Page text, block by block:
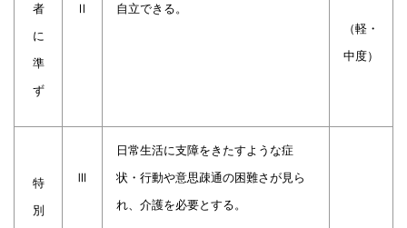
者
に
準
ず
Ⅱ
自立できる。
（軽・
中度）
特
別
Ⅲ
日常生活に支障をきたすような症
状・行動や意思疎通の困難さが見ら
れ、介護を必要とする。